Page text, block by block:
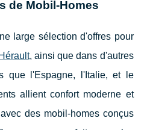
de Mobil-Homes
large sélection d'offres pour
, ainsi que dans d'autres
que l'Espagne, l'Italie, et le
allient confort moderne et
des mobil-homes conçus